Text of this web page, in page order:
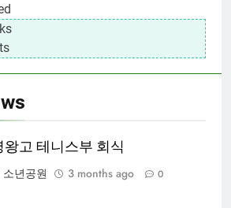
왕고 테니스부 회식
소년공원
3 months ago 0